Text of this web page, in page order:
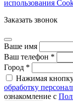
использования
Заказать звонок
Ваше имя
Ваш телефон *
Город *
Нажимая
обработку
ознакомление с